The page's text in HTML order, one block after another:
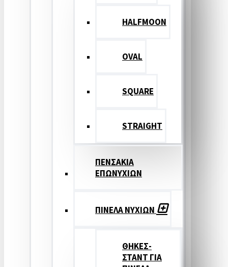
HALFMOON
OVAL
SQUARE
STRAIGHT
ΠΕΝΣΑΚΙΑ
ΕΠΩΝΥΧΙΩΝ
ΠΙΝΕΛΑ ΝΥΧΙΩΝ
ΘΗΚΕΣ-
ΣΤΑΝΤ ΓΙΑ